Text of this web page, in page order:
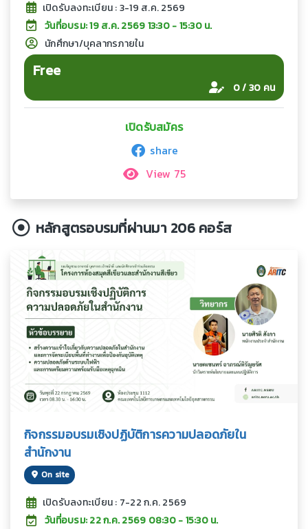
เปิดรับลงทะเบียน : 3-19 ส.ค. 2569
วันที่อบรม: 19 ส.ค. 2569 13:30 - 15:30 น.
นักศึกษา/บุคลากรภายใน
Free
0 / 30 คน
เปิดรับสมัคร
share
View 75
หลักสูตรอบรมที่ผ่านมา 206 คอร์ส
กิจกรรมอบรมเชิงปฏิบัติการความปลอดภัยใน
สำนักงาน
On site
เปิดรับลงทะเบียน : 7-22 ก.ค. 2569
วันที่อบรม: 22 ก.ค. 2569 08:30 - 15:30 น.